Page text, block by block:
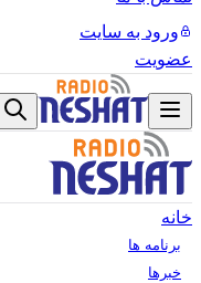
ورود به سایت
عضویت
خانه
برنامه ها
خبرها